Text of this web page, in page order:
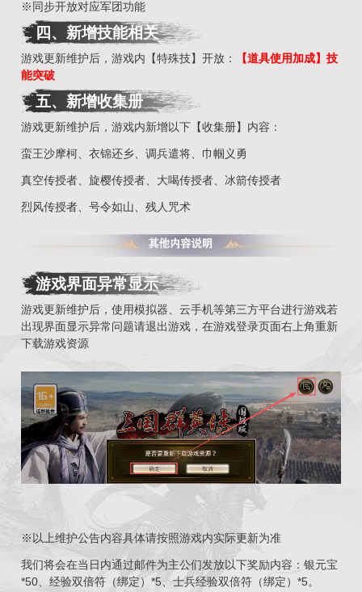
※同步开放对应军团功能
四 、 新增技能相关
游戏更新维护后，游戏内【特殊技】开放：
【道具使用加成】技
能突破
五、 新增收集册
游戏更新维护后，游戏内新增以下【收集册】内容：
蛮王沙摩柯、衣锦还乡、调兵遣将、巾帼义勇
真空传授者、旋樱传授者、大喝传授者、冰箭传授者
烈风传授者、号令如山、残人咒术
游戏界面异常显示
游戏更新维护后，使用模拟器、云手机等第三方平台进行游戏若
出现界面显示异常问题请退出游戏，在游戏登录页面右上角重新
下载游戏资源
※以上维护公告内容具体请按照游戏内实际更新为准
我们将会在当日内通过邮件为主公们发放以下奖励内容：银元宝
*50、经验双倍符（绑定）*5、士兵经验双倍符（绑定）*5。